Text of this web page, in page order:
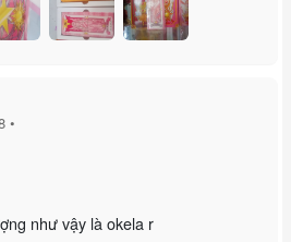
•
như vậy là okela r